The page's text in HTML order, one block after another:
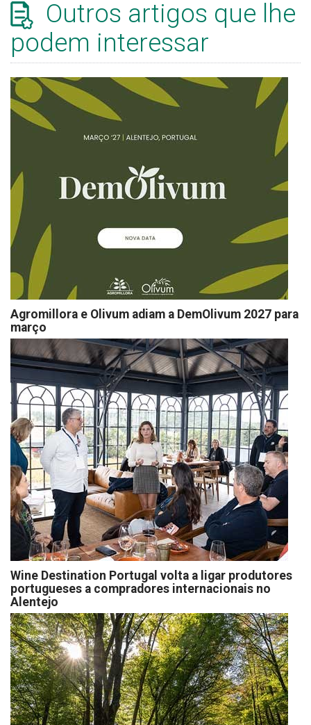
Outros artigos que lhe
podem interessar
Agromillora e Olivum adiam a DemOlivum 2027 para
março
Wine Destination Portugal volta a ligar produtores
portugueses a compradores internacionais no
Alentejo